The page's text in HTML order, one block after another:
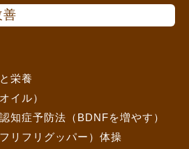
善
栄養
イル）
知症予防法（BDNFを増やす）
リフリグッパー）体操